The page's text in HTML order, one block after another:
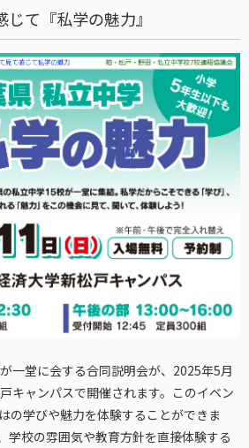
て『私学の魅力』
一堂に会する合同説明会が、2025年5月
キャンパスで開催されます。このイベン
の学びや魅力を体験することができま
学校の雰囲気や教育方針を直接体験する